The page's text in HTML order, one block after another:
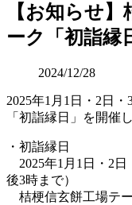
【お知らせ
ーク「初詣縁
2024/12/28
2025年1月1日・2日
「初詣縁日」を開催
・初詣縁日
2025年1月1日・2
後3時まで）
桔梗信玄餅工場テ